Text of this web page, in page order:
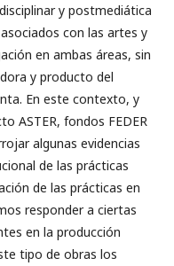
y postmediática
con las artes y
en ambas áreas, sin
y producto del
En este contexto, y
ASTER, fondos FEDER
algunas evidencias
de las prácticas
de las prácticas en
responder a ciertas
en la producción
tipo de obras los